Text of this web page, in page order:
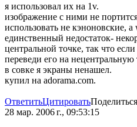
я использовал их на 1v.
изображение с ними не
использовать не кэноновские,
единственный недостаток-
центральной точке, так что
переведи его на нецентральную
в совке я экраны ненашел.
купил на adorama.com.
ОтветитьЦитироватьПоделиться
28 мар. 2006 г., 09:53:15